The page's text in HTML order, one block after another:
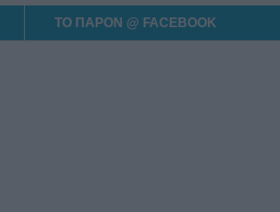
ΤΟ ΠΑΡΟΝ @ FACEBOOK